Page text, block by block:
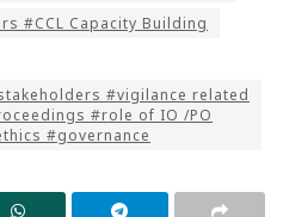
#CCL Capacity Building
#vigilance related
#role of IO /PO
#governance